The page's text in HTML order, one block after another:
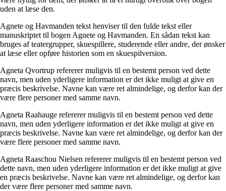
uden at læse den.
Agnete og Havmanden tekst henviser til den fulde tekst eller
manuskriptet til bogen Agnete og Havmanden. En sådan tekst kan
bruges af teatergrupper, skuespillere, studerende eller andre, der ønsker
at læse eller opføre historien som en skuespilversion.
Agneta Qvortrup refererer muligvis til en bestemt person ved dette
navn, men uden yderligere information er det ikke muligt at give en
præcis beskrivelse. Navne kan være ret almindelige, og derfor kan der
være flere personer med samme navn.
Agneta Raahauge refererer muligvis til en bestemt person ved dette
navn, men uden yderligere information er det ikke muligt at give en
præcis beskrivelse. Navne kan være ret almindelige, og derfor kan der
være flere personer med samme navn.
Agneta Raaschou Nielsen refererer muligvis til en bestemt person ved
dette navn, men uden yderligere information er det ikke muligt at give
en præcis beskrivelse. Navne kan være ret almindelige, og derfor kan
der være flere personer med samme navn.